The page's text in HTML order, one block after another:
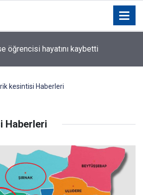
öğrencisi hayatını kaybetti
kesintisi Haberleri
Haberleri